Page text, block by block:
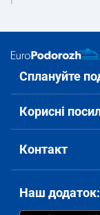
Сплануйте
Корисні
Контакт
Наш додаток: